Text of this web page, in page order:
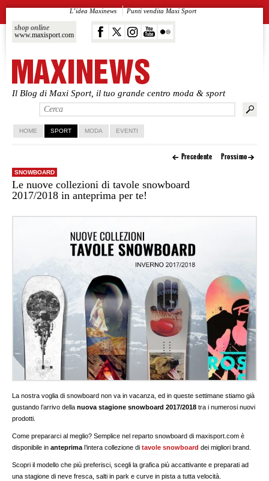
Il Blog di Maxi Sport, il tuo grande centro moda & sport
shop online
www.maxisport.com
L’idea Maxinews Punti vendita Maxi Sport
Vai al contenuto principale
Vai al contenuto secondario
HOME SPORT MODA EVENTI
Precedente Prossimo
SNOWBOARD
Le nuove collezioni di tavole snowboard
2017/2018 in anteprima per te!
La nostra voglia di snowboard non va in vacanza, ed in queste settimane stiamo già
gustando l’arrivo dellanuova stagione snowboard 2017/2018 tra i numerosi nuovi
prodotti.
Come prepararci al meglio? Semplice nel reparto snowboard di maxisport.com è
disponibile inanteprimal’intera collezione ditavole snowboard dei migliori brand.
Scopri il modello che più preferisci, scegli la grafica più accattivante e preparati ad
una stagione di neve fresca, salti in park e curve in pista a tutta velocità.